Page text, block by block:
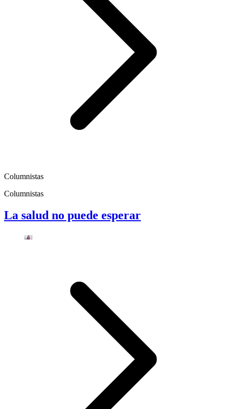
Columnistas
Columnistas
La salud no puede esperar